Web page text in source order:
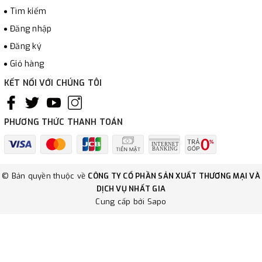
Tìm kiếm
Đăng nhập
Đăng ký
Giỏ hàng
KẾT NỐI VỚI CHÚNG TÔI
PHƯƠNG THỨC THANH TOÁN
© Bản quyền thuộc về CÔNG TY CỔ PHẦN SẢN XUẤT THƯƠNG MẠI VÀ
DỊCH VỤ NHẤT GIA
Cung cấp bởi Sapo